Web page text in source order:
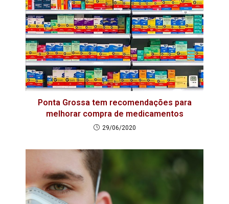
Ponta Grossa tem recomendações para
melhorar compra de medicamentos
29/06/2020